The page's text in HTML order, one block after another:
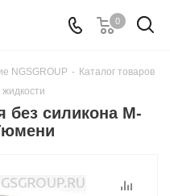
0
NGSGROUP - Каталог товаров
без силикона M-